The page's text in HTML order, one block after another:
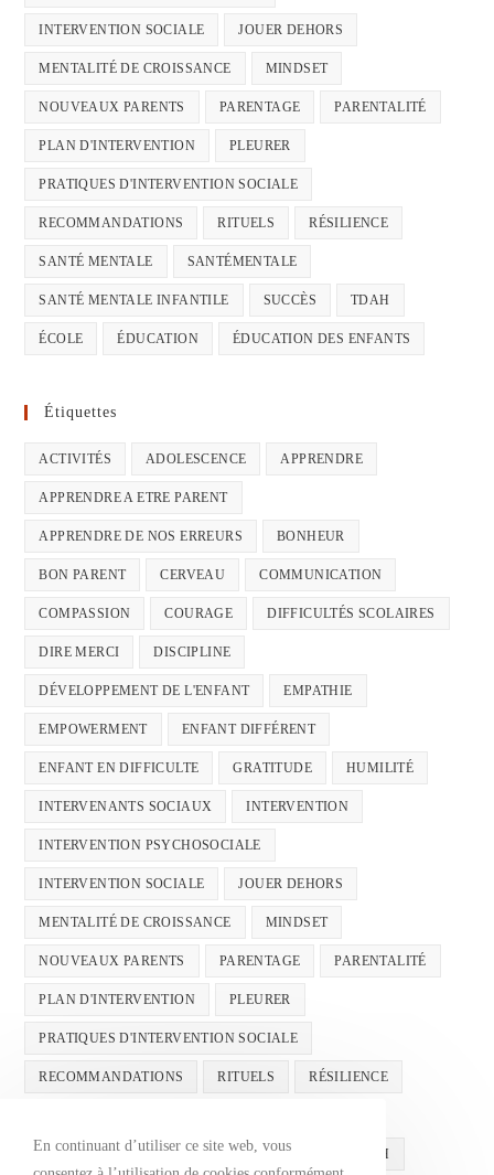
INTERVENTION SOCIALE JOUER DEHORS
MENTALITÉ DE CROISSANCE MINDSET
NOUVEAUX PARENTS PARENTAGE PARENTALITÉ
PLAN D'INTERVENTION PLEURER
PRATIQUES D'INTERVENTION SOCIALE
RECOMMANDATIONS RITUELS RÉSILIENCE
SANTÉ MENTALE SANTÉMENTALE
SANTÉ MENTALE INFANTILE SUCCÈS TDAH
ÉCOLE ÉDUCATION ÉDUCATION DES ENFANTS
Étiquettes
ACTIVITÉS ADOLESCENCE APPRENDRE
APPRENDRE A ETRE PARENT
APPRENDRE DE NOS ERREURS BONHEUR
BON PARENT CERVEAU COMMUNICATION
COMPASSION COURAGE DIFFICULTÉS SCOLAIRES
DIRE MERCI DISCIPLINE
DÉVELOPPEMENT DE L'ENFANT EMPATHIE
EMPOWERMENT ENFANT DIFFÉRENT
ENFANT EN DIFFICULTE GRATITUDE HUMILITÉ
INTERVENANTS SOCIAUX INTERVENTION
INTERVENTION PSYCHOSOCIALE
INTERVENTION SOCIALE JOUER DEHORS
MENTALITÉ DE CROISSANCE MINDSET
NOUVEAUX PARENTS PARENTAGE PARENTALITÉ
PLAN D'INTERVENTION PLEURER
PRATIQUES D'INTERVENTION SOCIALE
RECOMMANDATIONS RITUELS RÉSILIENCE
SANTÉ MENTALE INFANTILE SUCCÈS TDAH
En continuant d’utiliser ce site web, vous